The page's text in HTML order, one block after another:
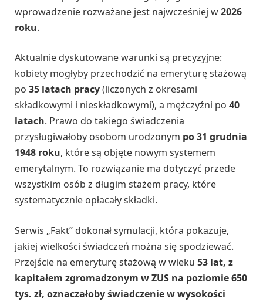
wprowadzenie rozważane jest najwcześniej w2026
roku.
Aktualnie dyskutowane warunki są precyzyjne:
kobiety mogłyby przechodzić na emeryturę stażową
po 35 latach pracy(liczonych z okresami
składkowymi i nieskładkowymi), a mężczyźni po 40
latach. Prawo do takiego świadczenia
przysługiwałoby osobom urodzonym po 31 grudnia
1948 roku, które są objęte nowym systemem
emerytalnym. To rozwiązanie ma dotyczyć przede
wszystkim osób z długim stażem pracy, które
systematycznie opłacały składki.
Serwis „Fakt” dokonał symulacji, która pokazuje,
jakiej wielkości świadczeń można się spodziewać.
Przejście na emeryturę stażową w wieku 53 lat, z
kapitałem zgromadzonym w ZUS na poziomie 650
tys. zł, oznaczałoby świadczenie w wysokości